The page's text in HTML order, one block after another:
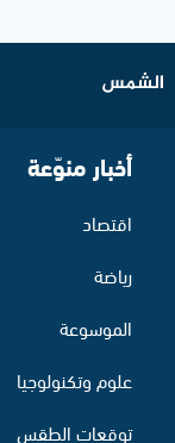
أخبار منوّعة
اقتصاد
رياضة
الموسوعة
علوم وتكنولوجيا
توقعات الطقس